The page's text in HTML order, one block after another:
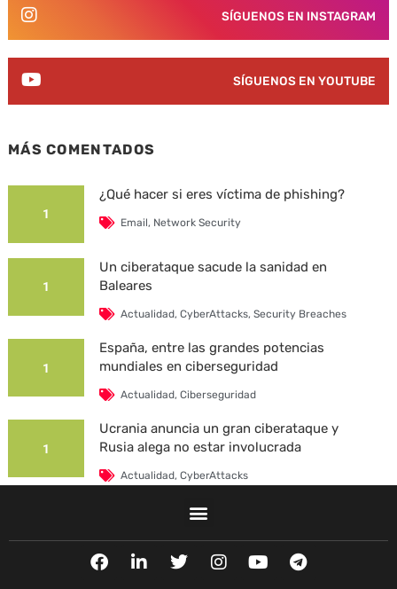
SÍGUENOS EN INSTAGRAM
SÍGUENOS EN YOUTUBE
MÁS COMENTADOS
1
¿Qué hacer si eres víctima de phishing?
Email, Network Security
1
Un ciberataque sacude la sanidad en
Baleares
Actualidad,CyberAttacks,Security Breaches
1
España, entre las grandes potencias
mundiales en ciberseguridad
Actualidad,Ciberseguridad
1
Ucrania anuncia un gran ciberataque y
Rusia alega no estar involucrada
Actualidad,CyberAttacks
La Universidad Autónoma de Barcelona es
Actualidad,CyberAttacks,Security Breaches
F
a
L
i
T
w
I
n
Y
o
T
e